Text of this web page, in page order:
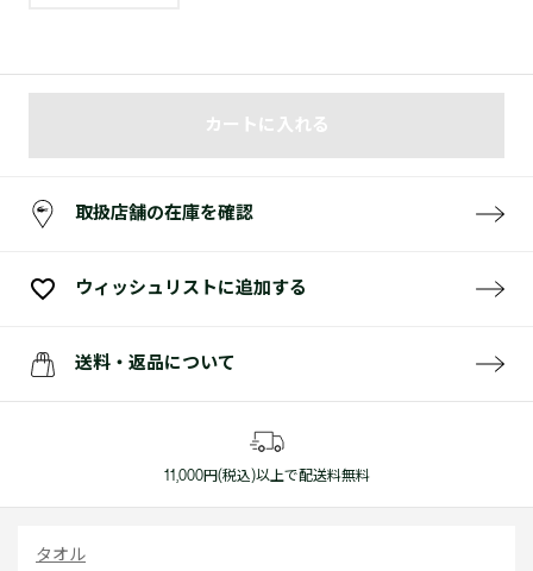
カートに入れる
取扱店舗の在庫を確認
ウィッシュリストに追加する
送料・返品について
11,000円(税込)以上で配送料無料
タオル